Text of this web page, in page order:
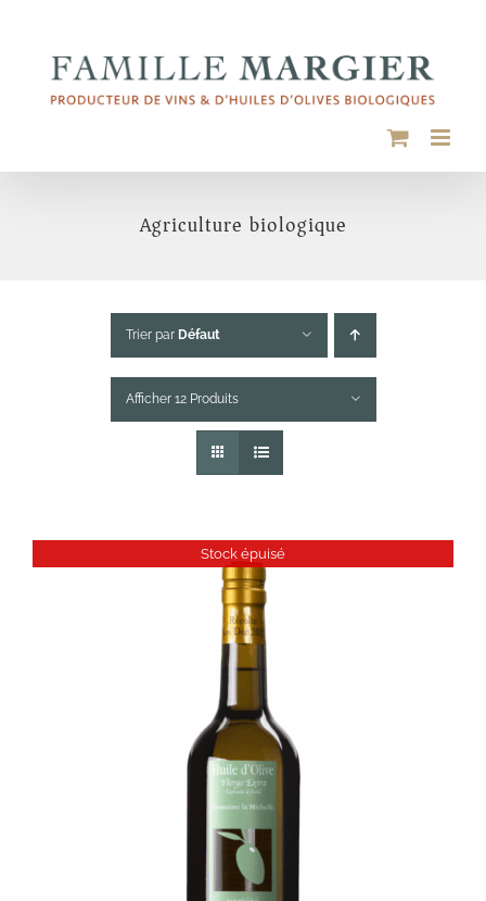
contenu
Agriculture biologique
Trier par Défaut
Afficher 12 Produits
Stock épuisé